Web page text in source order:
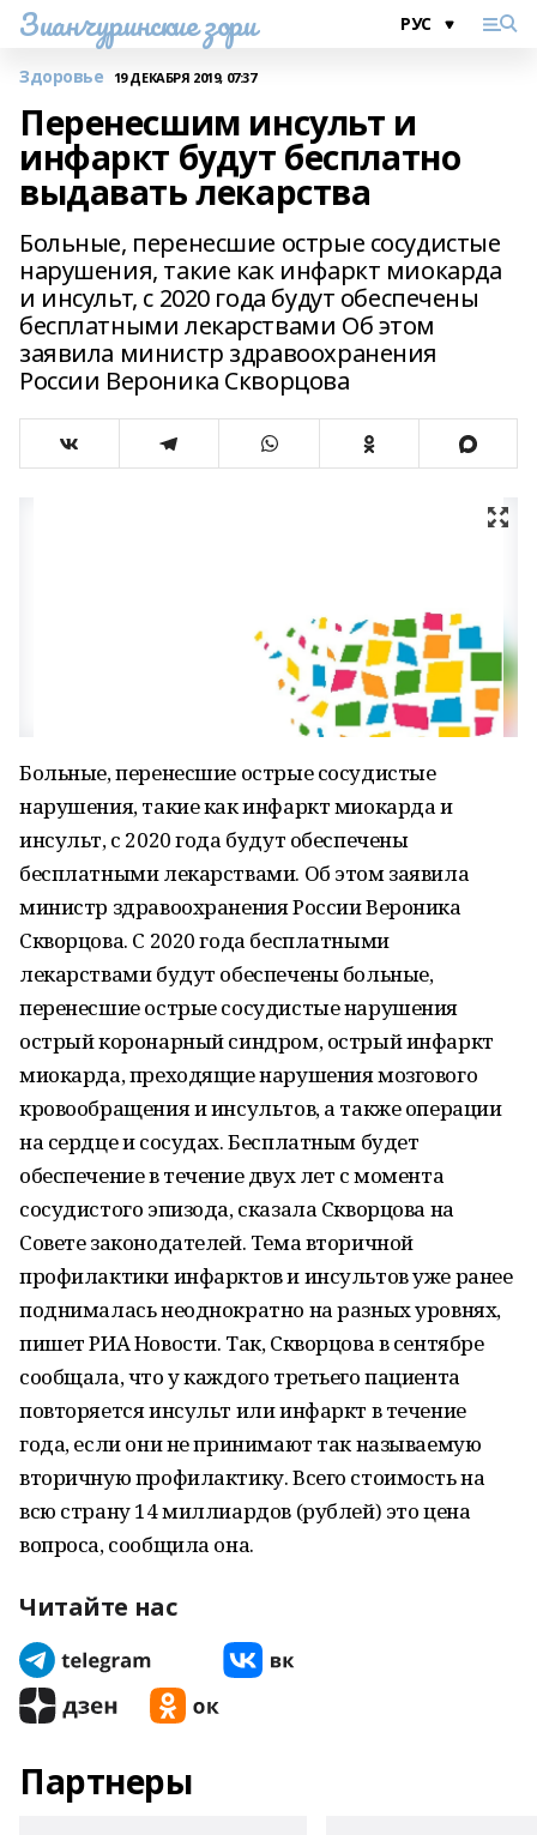
Зианчуринские зори
Здоровье 19 ДЕКАБРЯ 2019, 07:37
Перенесшим инсульт и
инфаркт будут бесплатно
выдавать лекарства
Больные, перенесшие острые сосудистые
нарушения, такие как инфаркт миокарда
и инсульт, с 2020 года будут обеспечены
бесплатными лекарствами Об этом
заявила министр здравоохранения
России Вероника Скворцова
Больные, перенесшие острые сосудистые
нарушения, такие как инфаркт миокарда и
инсульт, с 2020 года будут обеспечены
бесплатными лекарствами. Об этом заявила
министр здравоохранения России Вероника
Скворцова. С 2020 года бесплатными
лекарствами будут обеспечены больные,
перенесшие острые сосудистые нарушения
острый коронарный синдром, острый инфаркт
миокарда, преходящие нарушения мозгового
кровообращения и инсультов, а также операции
на сердце и сосудах. Бесплатным будет
обеспечение в течение двух лет с момента
сосудистого эпизода, сказала Скворцова на
Совете законодателей. Тема вторичной
профилактики инфарктов и инсультов уже ранее
поднималась неоднократно на разных уровнях,
пишет РИА Новости. Так, Скворцова в сентябре
сообщала, что у каждого третьего пациента
повторяется инсульт или инфаркт в течение
года, если они не принимают так называемую
вторичную профилактику. Всего стоимость на
всю страну 14 миллиардов (рублей) это цена
вопроса, сообщила она.
Читайте нас
Партнеры